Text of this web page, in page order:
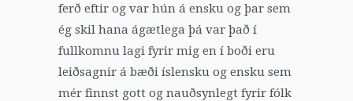
ferð eftir og var hún á ensku og þar sem
ég skil hana ágætlega þá var það í
fullkomnu lagi fyrir mig en í boði eru
leiðsagnir á bæði íslensku og ensku sem
mér finnst gott og nauðsynlegt fyrir fólk